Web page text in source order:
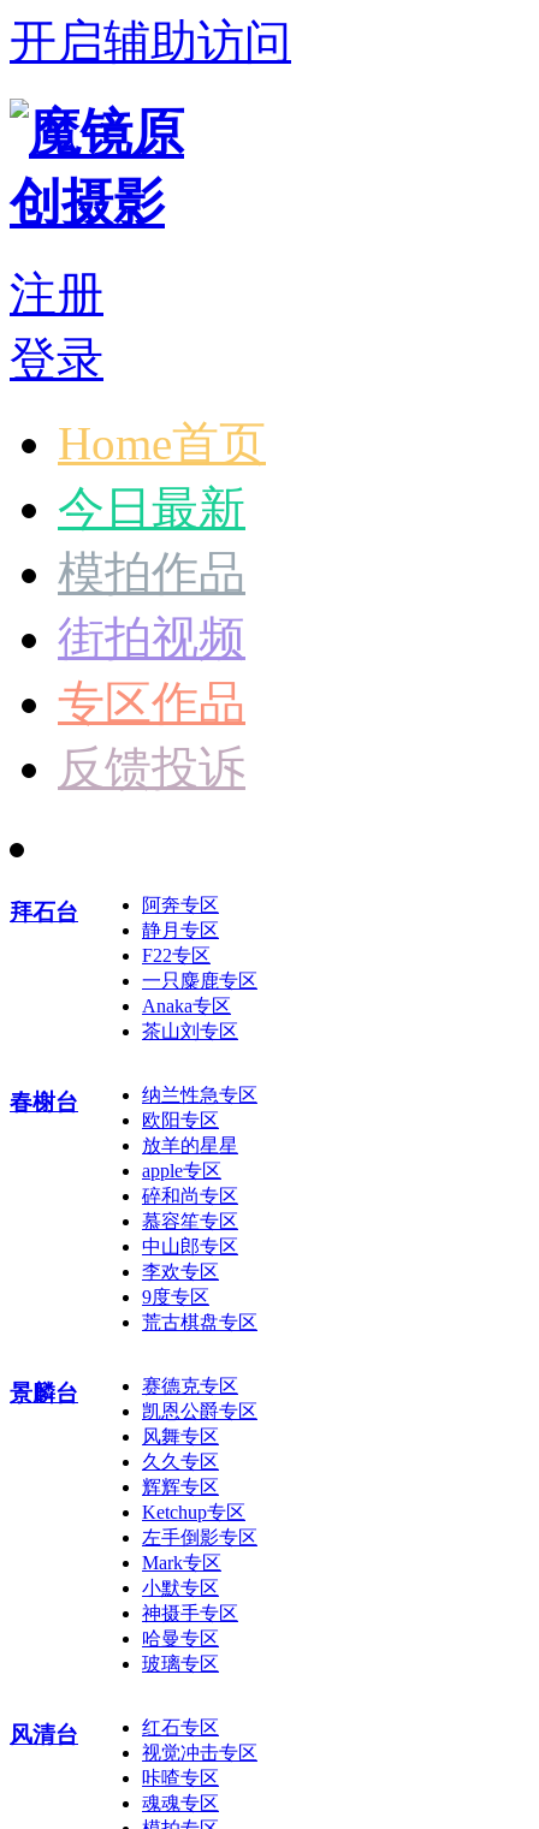
开启辅助访问
注册
登录
Home首页
今日最新
模拍作品
街拍视频
专区作品
反馈投诉
拜石台
阿奔专区
静月专区
F22专区
一只麋鹿专区
Anaka专区
茶山刘专区
春榭台
纳兰性急专区
欧阳专区
放羊的星星
apple专区
碎和尚专区
慕容笙专区
中山郎专区
李欢专区
9度专区
荒古棋盘专区
景麟台
赛德克专区
凯恩公爵专区
风舞专区
久久专区
辉辉专区
Ketchup专区
左手倒影专区
Mark专区
小默专区
神摄手专区
哈曼专区
玻璃专区
风清台
红石专区
视觉冲击专区
咔喳专区
魂魂专区